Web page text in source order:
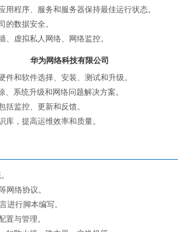
程序、服务和服务器保持最佳运行状态。
的数据安全。
虚拟私人网络、网络监控。
华为网络科技有限公司
和软件选择、安装、测试和升级。
系统升级和网络问题解决方案。
括监控、更新和反馈。
，提高运维效率和质量。
网络协议。
进行脚本编写。
置与管理。